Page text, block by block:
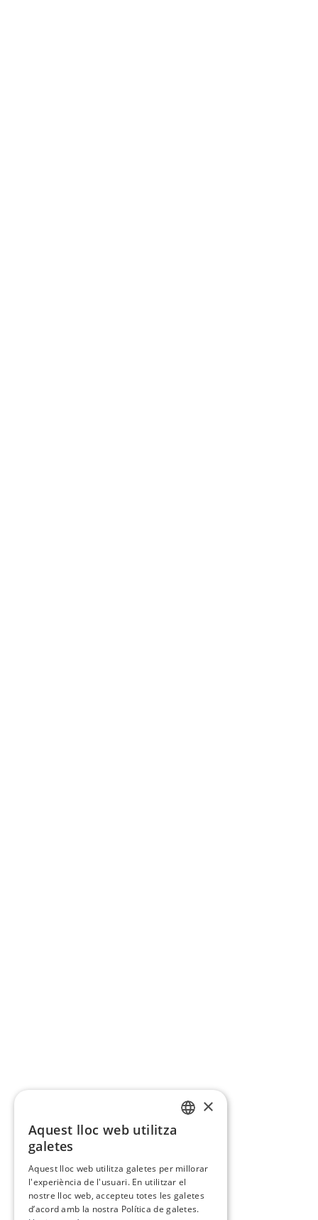
×
Aquest lloc web utilitza
galetes
Aquest lloc web utilitza galetes per millorar
l'experiència de l'usuari. En utilitzar el
nostre lloc web, accepteu totes les galetes
d’acord amb la nostra Política de galetes.